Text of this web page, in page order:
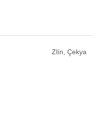
Zlín, Çekya